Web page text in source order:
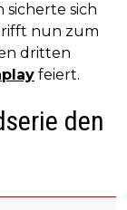
sicherte sich
nun zum
dritten
feiert.
den